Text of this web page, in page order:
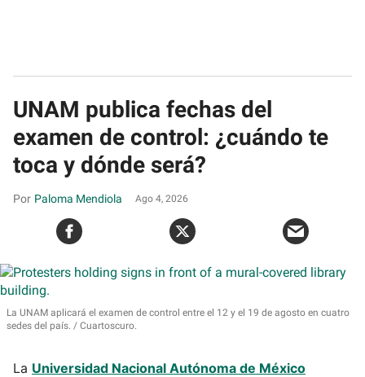
UNAM publica fechas del
examen de control: ¿cuándo te
toca y dónde será?
Paloma Mendiola Ago 4, 2026
La UNAM aplicará el examen de control entre el 12 y el 19 de agosto en cuatro
sedes del país.
Cuartoscuro.
La Universidad Nacional Autónoma de México